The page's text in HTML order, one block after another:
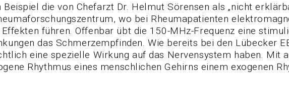
die von Chefarzt Dr. Helmut Sörensen als „nicht
wo bei Rheumapatienten
führen. Offenbar übt die 150-MHz-Frequenz eine
das Schmerzempfinden. Wie bereits bei den Lübecker
eine spezielle Wirkung auf das Nervensystem haben. Mit
Rhythmus eines menschlichen Gehirns einem exogenen